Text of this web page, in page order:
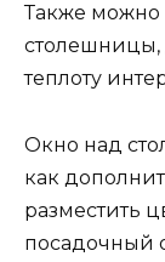
Также можно
столешницы,
теплоту
Окно над
как
разместить
посадочный